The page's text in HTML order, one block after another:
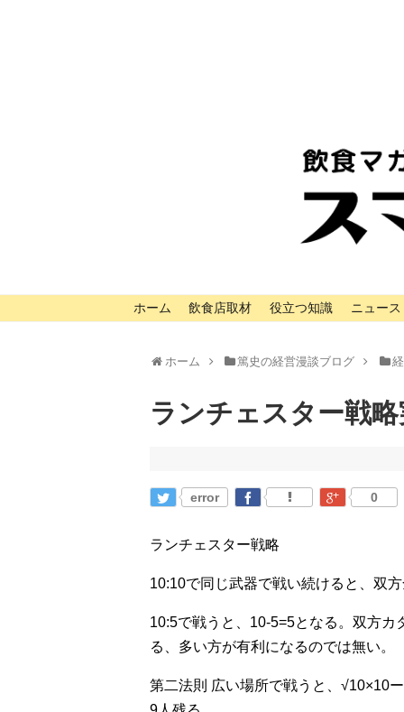
ホーム 飲食店取材 役立つ知識 ニュース
ホーム 篤史の経営漫談ブログ
ランチェスター戦
error 0
ランチェスター戦略
10:10で同じ武器で戦い続けると、双
10:5で戦うと、10-5=5となる。双方
る、多い方が有利になるのでは無い。
第二法則 広い場所で戦うと、√10×10